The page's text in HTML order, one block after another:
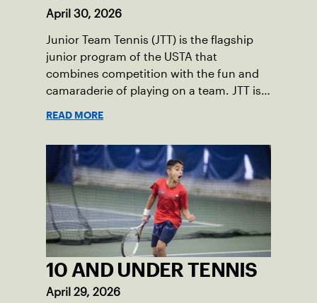
April 30, 2026
Junior Team Tennis (JTT) is the flagship
junior program of the USTA that
combines competition with the fun and
camaraderie of playing on a team. JTT is
READ MORE
10 AND UNDER TENNIS
April 29, 2026